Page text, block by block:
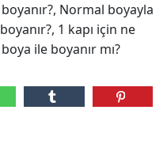
boyanır?, Normal boyayla
1 kapı için ne
ile boyanır mı?